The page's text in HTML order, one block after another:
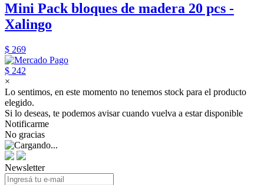
Mini Pack bloques de madera 20 pcs -
Xalingo
$ 269
$ 242
×
Lo sentimos, en este momento no tenemos stock para el producto
elegido.
Si lo deseas, te podemos avisar cuando vuelva a estar disponible
Notificarme
No gracias
Newsletter